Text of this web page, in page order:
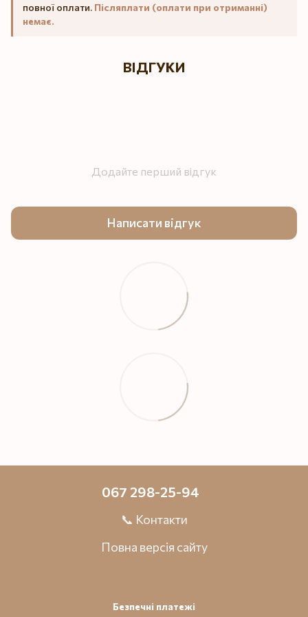
повної оплати. Післяплати (оплати при отриманні)
немає.
ВІДГУКИ
Додайте перший відгук
Написати відгук
067 298-25-94
📞 Контакти
Повна версія сайту
Безпечні платежі